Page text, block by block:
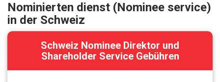
Nominierten dienst (Nominee service)
in der Schweiz
Schweiz Nominee Direktor und
Shareholder Service Gebühren